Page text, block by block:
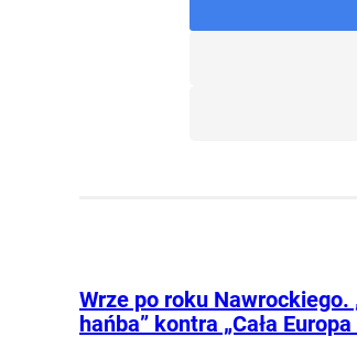
Wrze po roku Nawrockiego.
hańba” kontra „Cała